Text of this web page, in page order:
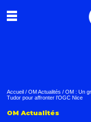
Accueil / OM Actualités / OM : Un
Tudor pour affronter l’OGC Nice
OM Actualités